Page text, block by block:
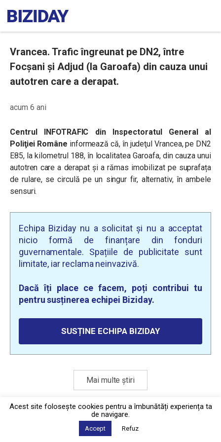
Vrancea. Trafic îngreunat pe DN2, între
Focșani și Adjud (la Garoafa) din cauza unui
autotren care a derapat.
acum 6 ani
Centrul INFOTRAFIC din Inspectoratul General al
Poliţiei Române informează că, în judeţul Vrancea, pe DN2
E85, la kilometrul 188, în localitatea Garoafa, din cauza unui
autotren care a derapat și a rămas imobilizat pe suprafața
de rulare, se circulă pe un singur fir, alternativ, în ambele
sensuri.
Echipa Biziday nu a solicitat și nu a acceptat
nicio formă de finanțare din fonduri
guvernamentale. Spațiile de publicitate sunt
limitate, iar reclama neinvazivă.
Dacă îți place ce facem, poți contribui tu
pentru susținerea echipei Biziday.
SUSȚINE ECHIPA BIZIDAY
Mai multe știri
Politica de confidențialitate
2026 © Biziday
Acest site foloseşte cookies pentru a îmbunătăți experiența ta
de navigare.
Accept Refuz